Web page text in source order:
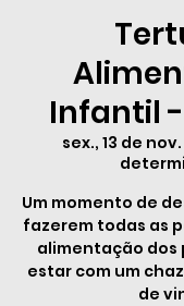
Infantil -
sex., 13 de nov.
Um momento de
fazerem todas as
alimentação dos
estar com um
de